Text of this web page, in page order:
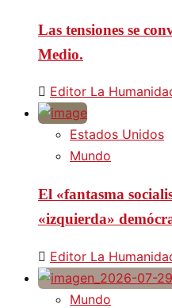
Las tensiones se
Medio.
Editor La
Estados Unidos
Mundo
El «fantasma
«izquierda»
Editor La
Mundo